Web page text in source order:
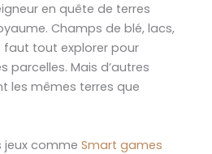
en quête de terres
Champs de blé, lacs,
tout explorer pour
parcelles. Mais d’autres
les mêmes terres que
jeux comme Smart games